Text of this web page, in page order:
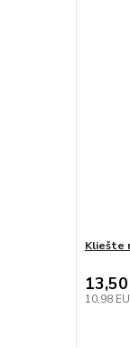
Kliešte
10,98